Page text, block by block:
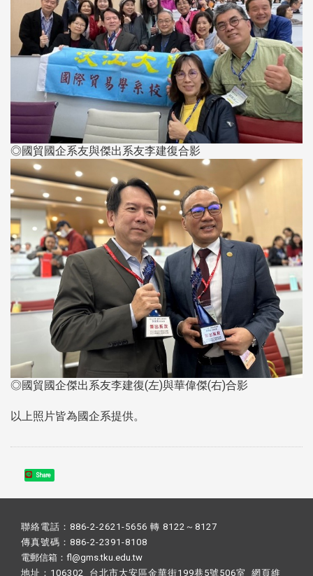
◎國貿國企系友與傑出系友李建復合影
◎國貿國企傑出系友李建復(左)與華偉傑(右)合影
以上照片皆為國企系提供。
Share
聯絡電話：886-2-2621-5656 轉 8122～8127
傳真號碼：886-2-2391-8108
電郵信箱：fl@gms.tku.edu.tw
地址：106302 台北市大安區金華街199巷5號506室 網頁維